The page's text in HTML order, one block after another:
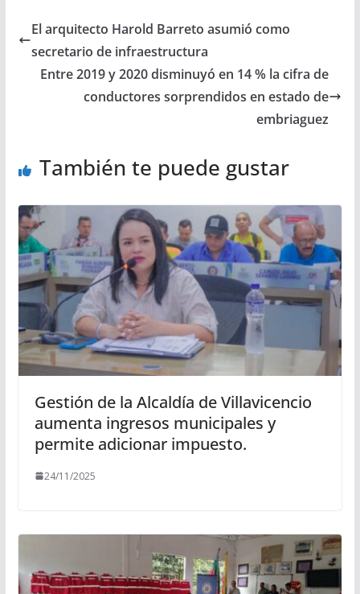
El arquitecto Harold Barreto asumió como
secretario de infraestructura
Entre 2019 y 2020 disminuyó en 14 % la cifra de
conductores sorprendidos en estado de
embriaguez
También te puede gustar
Gestión de la Alcaldía de Villavicencio
aumenta ingresos municipales y
permite adicionar impuesto.
24/11/2025